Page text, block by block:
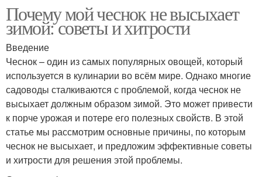
Почему мой чеснок не высыхает
зимой: советы и хитрости
Введение
Чеснок – один из самых популярных овощей, который
используется в кулинарии во всём мире. Однако многие
садоводы сталкиваются с проблемой, когда чеснок не
высыхает должным образом зимой. Это может привести
к порче урожая и потере его полезных свойств. В этой
статье мы рассмотрим основные причины, по которым
чеснок не высыхает, и предложим эффективные советы
и хитрости для решения этой проблемы.